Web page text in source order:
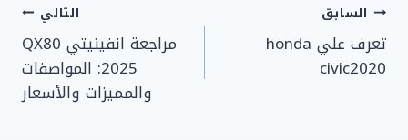
تصفّح
المقالات
السابق
تعرف علي honda
civic2020
التالي
مراجعة انفينيتي QX80
2025: المواصفات
والمميزات والأسعار